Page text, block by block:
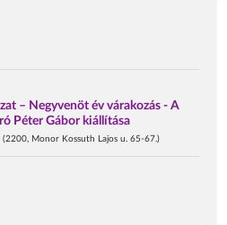
– Negyvenöt év várakozás - A
Péter Gábor kiállítása
Monor Kossuth Lajos u. 65-67.)